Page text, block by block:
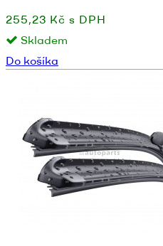
255,23 Kč s DPH
Skladem
Do košíka